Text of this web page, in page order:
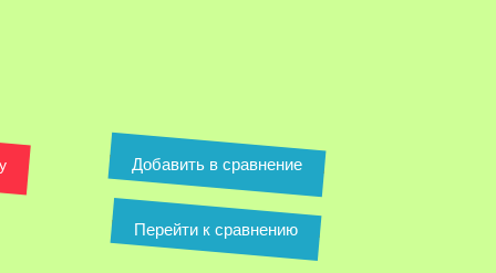
Добавить в сравнение
Перейти к сравнению